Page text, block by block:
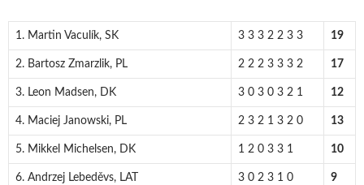
1. Martin Vaculík, SK 3 3 3 2 2 3 3 19
2. Bartosz Zmarzlik, PL 2 2 2 3 3 3 2 17
3. Leon Madsen, DK 3 0 3 0 3 2 1 12
4. Maciej Janowski, PL 2 3 2 1 3 2 0 13
5. Mikkel Michelsen, DK 1 2 0 3 3 1 10
6. Andrzej Lebeděvs, LAT 3 0 2 3 1 0 9